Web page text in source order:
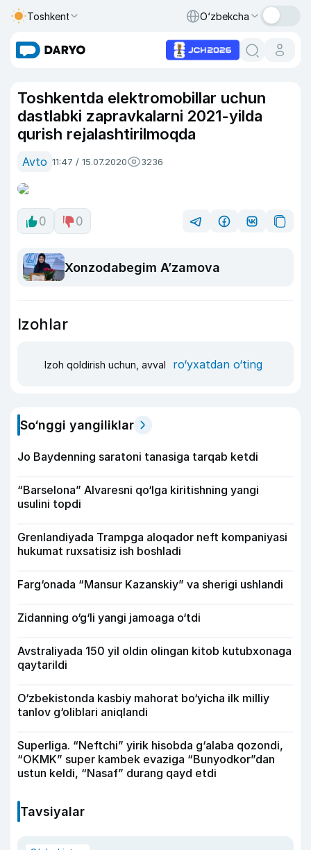
Toshkent O‘zbekcha
Toshkentda elektromobillar uchun
dastlabki zapravkalarni 2021-yilda
qurish rejalashtirilmoqda
Avto 11:47 / 15.07.2020 3236
0 0
Xonzodabegim A’zamova
Izohlar
Izoh qoldirish uchun, avval ro‘yxatdan o‘ting
So‘nggi yangiliklar
Jo Baydenning saratoni tanasiga tarqab ketdi
“Barselona” Alvaresni qo‘lga kiritishning yangi
usulini topdi
Grenlandiyada Trampga aloqador neft kompaniyasi
hukumat ruxsatisiz ish boshladi
Farg‘onada “Mansur Kazanskiy” va sherigi ushlandi
Zidanning o‘g‘li yangi jamoaga o‘tdi
Avstraliyada 150 yil oldin olingan kitob kutubxonaga
qaytarildi
O‘zbekistonda kasbiy mahorat bo‘yicha ilk milliy
tanlov g‘oliblari aniqlandi
Superliga. “Neftchi” yirik hisobda g‘alaba qozondi,
“OKMK” super kambek evaziga “Bunyodkor”dan
ustun keldi, “Nasaf” durang qayd etdi
Tavsiyalar